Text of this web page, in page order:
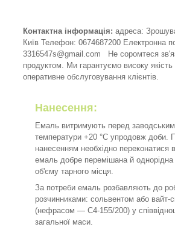
Нанесення:
Емаль витримують перед
температури +20 °C упродовж доби.
нанесенням необхідно переконатися
емаль добре перемішана й
об'єму тарного місця.
За потреби емаль розбавляють до
розчинниками: сольвентом або вайт-
(нефрасом — С4-155/200) у
загальної маси.
Контактна інформація: адреса:
Київ Телефон: 0674687200 Електронна
3316547s@gmail.com Не соромтеся
продуктом. Ми гарантуємо високу якість
оперативне обслуговування клієнтів.